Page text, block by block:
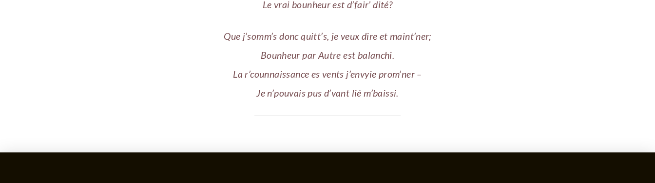
Le vrai bounheur est d’fair’ dité?
Que j’somm’s donc quitt’s, je veux dire et maint’ner;
Bounheur par Autre est balanchi.
La r’counnaissance es vents j’envyie prom’ner –
Je n’pouvais pus d’vant lié m’baissi.